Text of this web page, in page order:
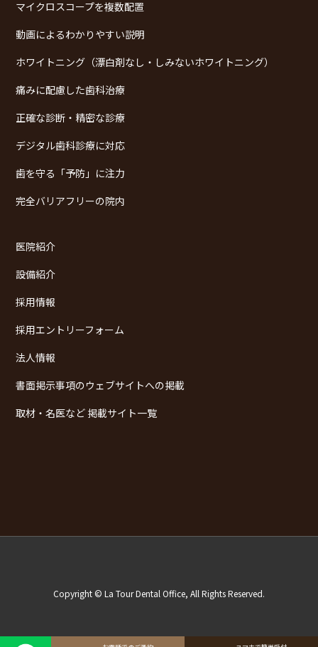
マイクロスコープを複数配置
動画によるわかりやすい説明
ホワイトニング（漂白剤なし・しみないホワイトニング）
痛みに配慮した歯科治療
正確な診断・精密な診療
デジタル歯科診療に対応
歯を守る「予防」に注力
完全バリアフリーの院内
医院紹介
設備紹介
採用情報
採用エントリーフォーム
法人情報
書面掲示事項のウェブサイトへの掲載
取材・名医など 掲載サイト一覧
Copyright © La Tour Dental Office, All Rights Reserved.